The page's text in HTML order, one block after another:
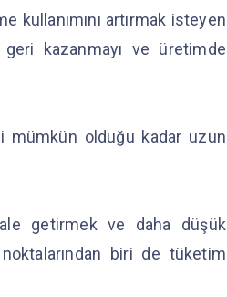
kullanımını artırmak isteyen
kazanmayı ve üretimde
mümkün olduğu kadar uzun
getirmek ve daha düşük
biri de tüketim